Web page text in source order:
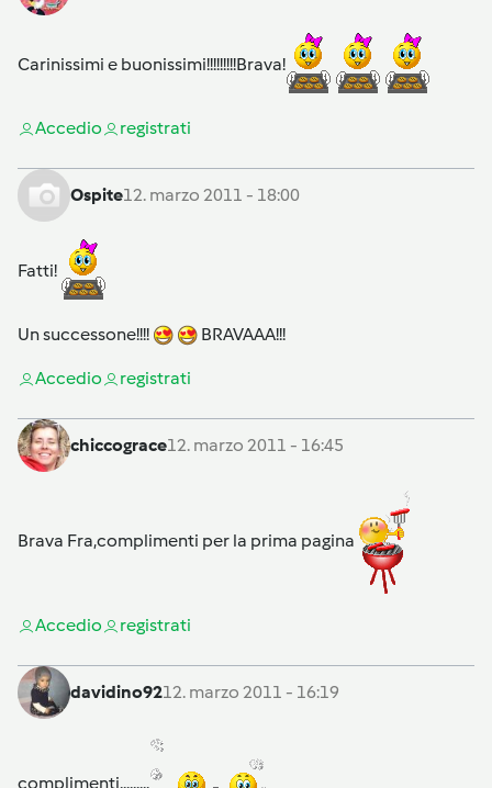
Carinissimi e buonissimi!!!!!!!!!Brava!
Accedio registrati
Ospite12. marzo 2011 - 18:00
Fatti!
Un successone!!!! BRAVAAA!!!
Accedio registrati
chiccograce12. marzo 2011 - 16:45
Brava Fra,complimenti per la prima pagina
Accedio registrati
davidino9212. marzo 2011 - 16:19
complimenti.........